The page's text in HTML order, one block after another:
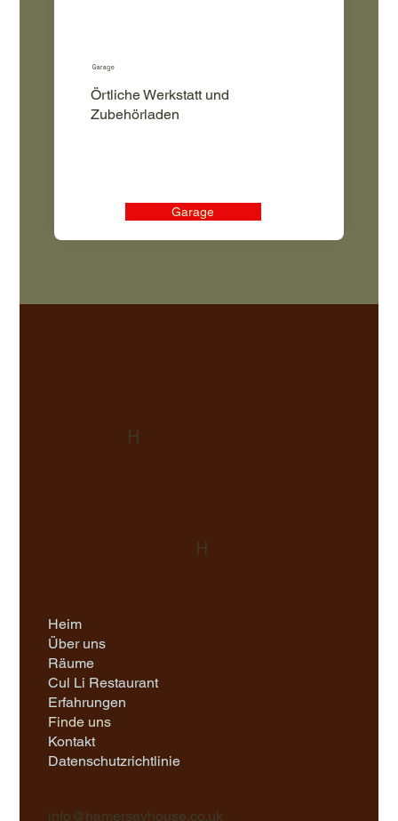
Garage
Örtliche Werkstatt und
Zubehörladen
Garage
H
H
Heim
Über uns
Räume
Cul Li Restaurant
Erfahrungen
Finde uns
Kontakt
Datenschutzrichtlinie
info@hamersayhouse.co.uk